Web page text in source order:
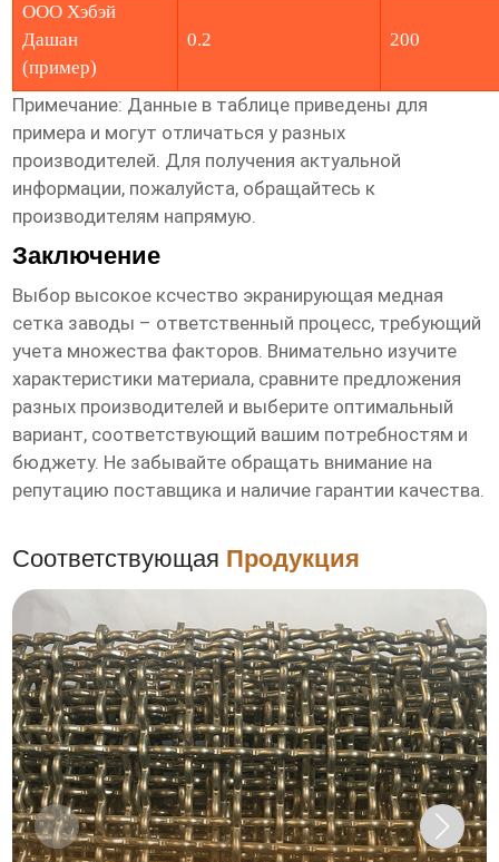
ООО Хэбэй
Дашан
(пример)
0.2 200
Примечание: Данные в таблице приведены для
примера и могут отличаться у разных
производителей. Для получения актуальной
информации, пожалуйста, обращайтесь к
производителям напрямую.
Заключение
Выбор высокое ксчество экранирующая медная
сетка заводы – ответственный процесс, требующий
учета множества факторов. Внимательно изучите
характеристики материала, сравните предложения
разных производителей и выберите оптимальный
вариант, соответствующий вашим потребностям и
бюджету. Не забывайте обращать внимание на
репутацию поставщика и наличие гарантии качества.
Соответствующая Продукция